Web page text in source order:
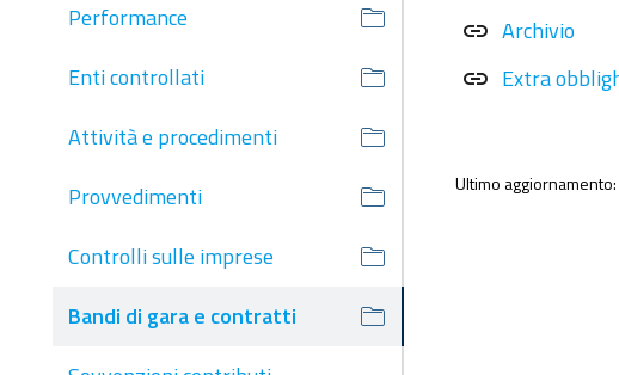
Performance
Enti controllati
Attività e procedimenti
Provvedimenti
Controlli sulle imprese
Bandi di gara e contratti
link Archivio
link Extra
Ultimo